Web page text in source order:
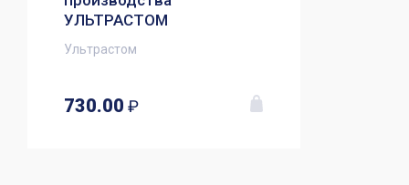
УЛЬТРАСТОМ
Ультрастом
730.00 ₽